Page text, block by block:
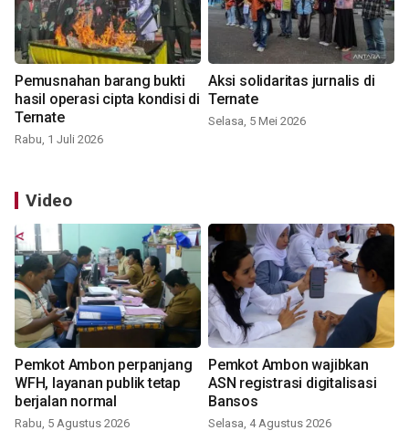
Pemusnahan barang bukti
hasil operasi cipta kondisi di
Ternate
Rabu, 1 Juli 2026
Aksi solidaritas jurnalis di
Ternate
Selasa, 5 Mei 2026
Video
Pemkot Ambon perpanjang
WFH, layanan publik tetap
berjalan normal
Rabu, 5 Agustus 2026
Pemkot Ambon wajibkan
ASN registrasi digitalisasi
Bansos
Selasa, 4 Agustus 2026